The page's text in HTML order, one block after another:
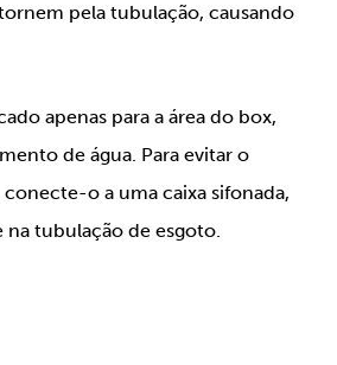
pela tubulação, causando
apenas para a área do box,
de água. Para evitar o
o a uma caixa sifonada,
tubulação de esgoto.